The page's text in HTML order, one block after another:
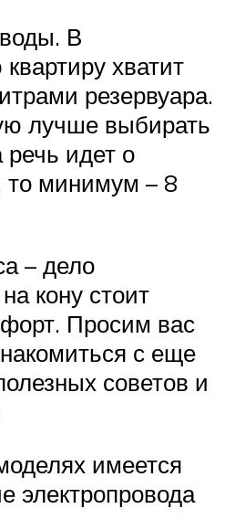
В
хватит
резервуара.
лучше выбирать
речь идет о
минимум – 8
– дело
кону стоит
Просим вас
с еще
советов и
имеется
электропровода